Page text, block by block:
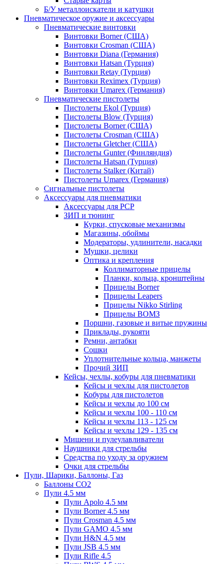
Б/У металлоискатели и катушки
Пневматическое оружие и аксессуары
Пневматические винтовки
Винтовки Borner (США)
Винтовки Crosman (США)
Винтовки Diana (Германия)
Винтовки Hatsan (Турция)
Винтовки Retay (Турция)
Винтовки Reximex (Турция)
Винтовки Umarex (Германия)
Пневматические пистолеты
Пистолеты Ekol (Турция)
Пистолеты Blow (Турция)
Пистолеты Borner (США)
Пистолеты Crosman (США)
Пистолеты Gletcher (США)
Пистолеты Gunter (Финляндия)
Пистолеты Hatsan (Турция)
Пистолеты Stalker (Китай)
Пистолеты Umarex (Германия)
Сигнальные пистолеты
Аксессуары для пневматики
Аксессуары для PCP
ЗИП и тюнинг
Курки, спусковые механизмы
Магазины, обоймы
Модераторы, удлинители, насадки
Мушки, целики
Оптика и крепления
Коллиматорные прицелы
Планки, кольца, кронштейны
Прицелы Borner
Прицелы Leapers
Прицелы Nikko Stirling
Прицелы ВОМЗ
Поршни, газовые и витые пружины
Приклады, рукояти
Ремни, антабки
Сошки
Уплотнительные кольца, манжеты
Прочий ЗИП
Кейсы, чехлы, кобуры для пневматики
Кейсы и чехлы для пистолетов
Кобуры для пистолетов
Кейсы и чехлы до 100 см
Кейсы и чехлы 100 - 110 см
Кейсы и чехлы 113 - 125 см
Кейсы и чехлы 129 - 135 см
Мишени и пулеулавливатели
Наушники для стрельбы
Средства по уходу за оружием
Очки для стрельбы
Пули, Шарики, Баллоны, Газ
Баллоны CO2
Пули 4.5 мм
Пули Apolo 4.5 мм
Пули Borner 4.5 мм
Пули Crosman 4.5 мм
Пули GAMO 4.5 мм
Пули H&N 4.5 мм
Пули JSB 4.5 мм
Пули Rifle 4.5